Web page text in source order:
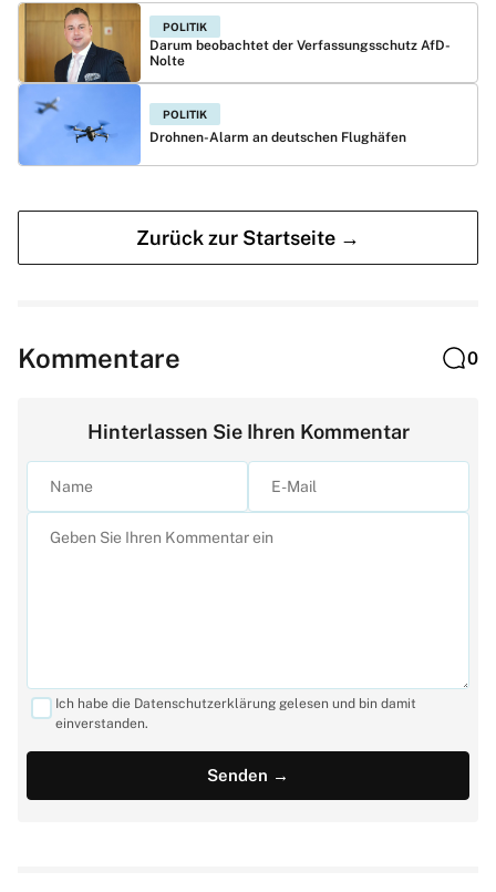
POLITIK
Darum beobachtet der Verfassungsschutz AfD-
Nolte
POLITIK
Drohnen-Alarm an deutschen Flughäfen
Zurück zur Startseite →
Kommentare 0
Hinterlassen Sie Ihren Kommentar
Ich habe die Datenschutzerklärung gelesen und bin damit
einverstanden.